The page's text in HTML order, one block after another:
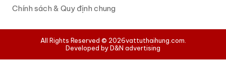
Chính sách & Quy định chung
All Rights Reserved © 2026vattuthaihung.com.
Developed by D&N advertising